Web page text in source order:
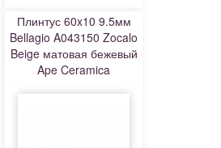
Плинтус 60x10 9.5мм
Bellagio A043150 Zocalo
Beige матовая бежевый
Ape Ceramica